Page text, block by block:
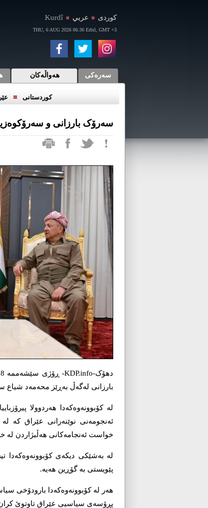
Kurdî ■ كوردی ■ عربي
THU, 6 AUG 2026 06:36 Erbil, GMT +3
هەواڵەکان سەرەکی
کوردستانی ■
سەرۆک بارزانی و
بارزانی لەگەڵ بەڕێز محەمەد شیاع
لە کۆبوونەوەکەدا هەردوولا
ئەنجومەنی نوێنەرانی عێراق کە
خواست ئەنجامەکانی هەڵبژاردن لە
لە بەشێکی دیکەی کۆبوونەوەکەدا
پێویستی بە گۆڕین هەیە.
هەر لە کۆبوونەوەکەدا بارودۆخی
پڕۆسەی سیاسیی عێراق تاوتوێ